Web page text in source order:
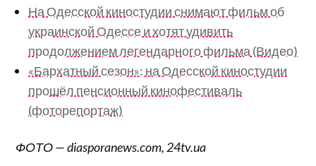
На Одесской киностудии снимают фильм об
украинской Одессе и хотят удивить
продолжением легендарного фильма (Видео)
«Бархатный сезон»: на Одесской киностудии
прошёл пенсионный кинофестиваль
(фоторепортаж)
ФОТО — diasporanews.com, 24tv.ua